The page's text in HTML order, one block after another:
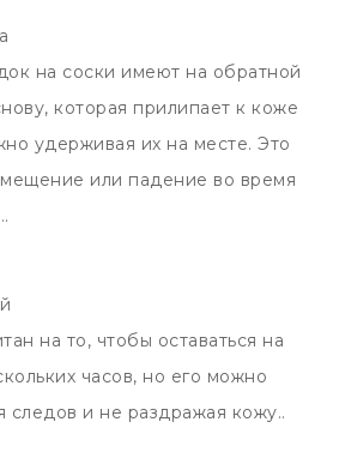
на соски имеют на обратной
которая прилипает к коже
удерживая их на месте. Это
или падение во время
на то, чтобы оставаться на
часов, но его можно
следов и не раздражая кожу..